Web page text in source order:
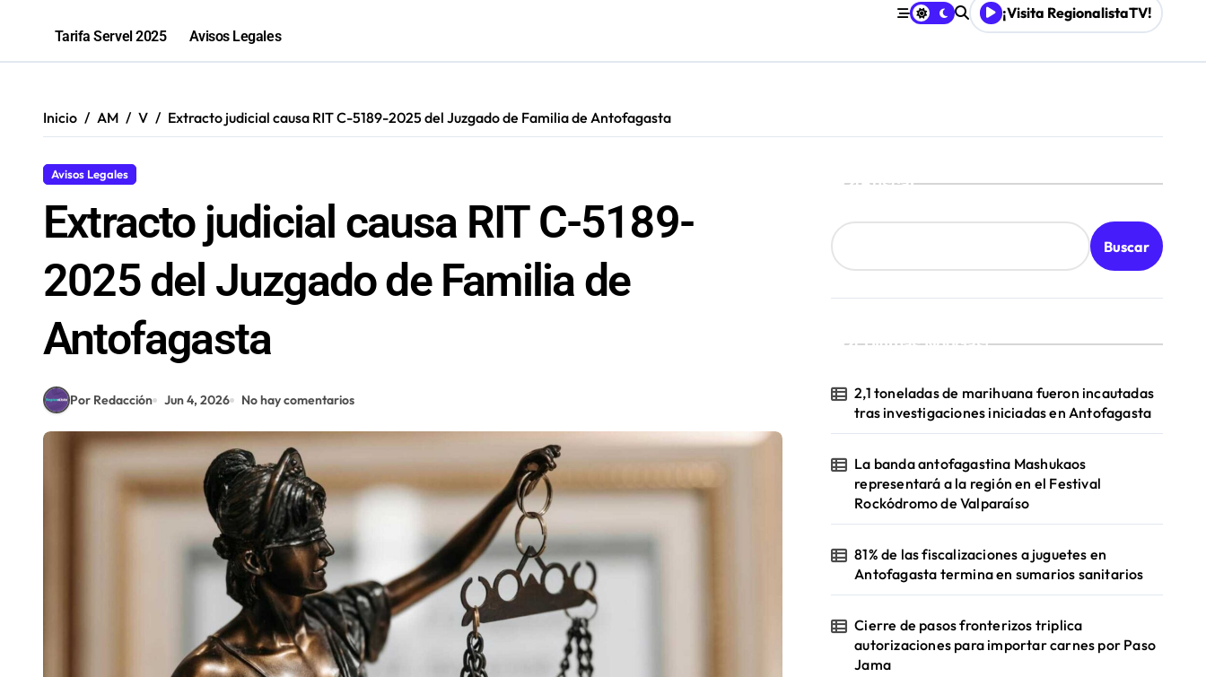
La «voltereta» del diputado Arqueros: De estar de acuerdo con privatizar Codelco a defender una empresa 100% estatal
2,1 toneladas de marihuana fueron incautadas tras investigaciones iniciadas en Antofagasta
Tarifa Servel 2025 Avisos Legales
¡Visita RegionalistaTV!
Inicio AM V Extracto judicial causa RIT C-5189-2025 del Juzgado de Familia de Antofagasta
Avisos Legales
Extracto judicial causa RIT C-5189-
2025 del Juzgado de Familia de
Antofagasta
Por Redacción Jun 4, 2026 No hay comentarios
Buscar
Buscar
¡Ultimas Noticias!
2,1 toneladas de marihuana fueron incautadas
tras investigaciones iniciadas en Antofagasta
La banda antofagastina Mashukaos
representará a la región en el Festival
Rockódromo de Valparaíso
81% de las fiscalizaciones a juguetes en
Antofagasta termina en sumarios sanitarios
Cierre de pasos fronterizos triplica
autorizaciones para importar carnes por Paso
Jama